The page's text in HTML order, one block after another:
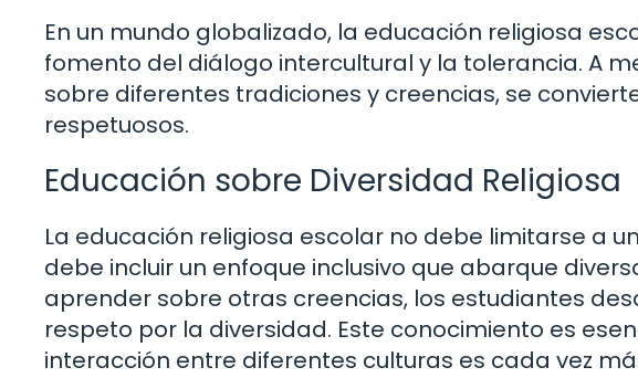
En un mundo globalizado, la educación religiosa
fomento del diálogo intercultural y la tolerancia. A
sobre diferentes tradiciones y creencias, se
respetuosos.
Educación sobre Diversidad Religiosa
La educación religiosa escolar no debe limitarse a
debe incluir un enfoque inclusivo que abarque
aprender sobre otras creencias, los estudiantes
respeto por la diversidad. Este conocimiento es
interacción entre diferentes culturas es cada vez